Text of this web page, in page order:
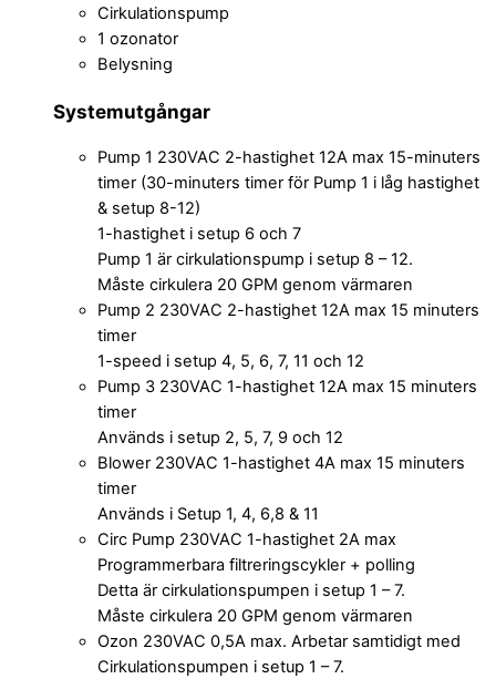
Cirkulationspump
1 ozonator
Belysning
Systemutgångar
Pump 1 230VAC 2-hastighet 12A max 15-minuters
timer (30-minuters timer för Pump 1 i låg hastighet
& setup 8-12)
1-hastighet i setup 6 och 7
Pump 1 är cirkulationspump i setup 8 – 12.
Måste cirkulera 20 GPM genom värmaren
Pump 2 230VAC 2-hastighet 12A max 15 minuters
timer
1-speed i setup 4, 5, 6, 7, 11 och 12
Pump 3 230VAC 1-hastighet 12A max 15 minuters
timer
Används i setup 2, 5, 7, 9 och 12
Blower 230VAC 1-hastighet 4A max 15 minuters
timer
Används i Setup 1, 4, 6,8 & 11
Circ Pump 230VAC 1-hastighet 2A max
Programmerbara filtreringscykler + polling
Detta är cirkulationspumpen i setup 1 – 7.
Måste cirkulera 20 GPM genom värmaren
Ozon 230VAC 0,5A max. Arbetar samtidigt med
Cirkulationspumpen i setup 1 – 7.